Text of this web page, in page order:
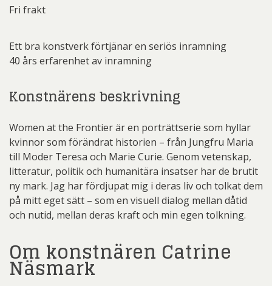
Fri frakt
Ett bra konstverk förtjänar en seriös inramning
40 års erfarenhet av inramning
Konstnärens beskrivning
Women at the Frontier är en porträttserie som hyllar
kvinnor som förändrat historien – från Jungfru Maria
till Moder Teresa och Marie Curie. Genom vetenskap,
litteratur, politik och humanitära insatser har de brutit
ny mark. Jag har fördjupat mig i deras liv och tolkat dem
på mitt eget sätt – som en visuell dialog mellan dåtid
och nutid, mellan deras kraft och min egen tolkning.
Om konstnären Catrine
Näsmark